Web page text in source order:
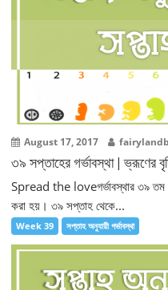
August 17, 2017
৩৯ সপ্তাহের গর্ভাবস্থা | ভ্রূণের
Spread the loveগর্ভাবস্থার ৩৯ তম
করা হয়। ৩৯ সপ্তাহ থেকে...
Week 39 সপ্তাহ অনুযায়ী গর্ভাবস্থা